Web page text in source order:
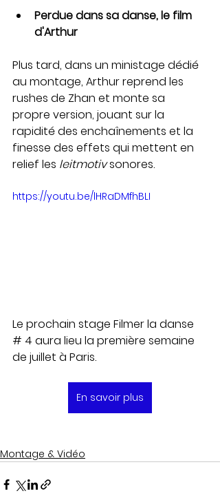
Perdue dans sa danse, le film
d'Arthur
Plus tard, dans un ministage dédié
au montage, Arthur reprend les
rushes de Zhan et monte sa
propre version, jouant sur la
rapidité des enchaînements et la
finesse des effets qui mettent en
relief les leitmotiv sonores.
https://youtu.be/lHRaDMfhBLI
Le prochain stage Filmer la danse
# 4 aura lieu la première semaine
de juillet à Paris.
En savoir plus
Montage & Vidéo